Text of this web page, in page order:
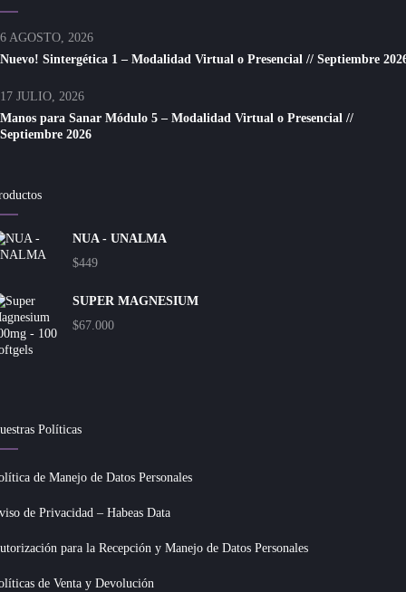
6 AGOSTO, 2026
Nuevo! Sintergética 1 – Modalidad Virtual o Presencial // Septiembre
17 JULIO, 2026
Manos para Sanar Módulo 5 – Modalidad Virtual o Presencial //
Septiembre 2026
NUA - UNALMA
$449
SUPER MAGNESIUM
$67.000
Políticas
de Manejo de Datos Personales
de Privacidad – Habeas Data
para la Recepción y Manejo de Datos Personales
de Venta y Devolución